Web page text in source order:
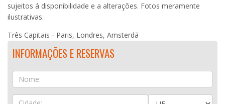
sujeitos á disponibilidade e a alterações. Fotos meramente
ilustrativas.
Três Capitais - Paris, Londres, Amsterdã
INFORMAÇÕES E RESERVAS